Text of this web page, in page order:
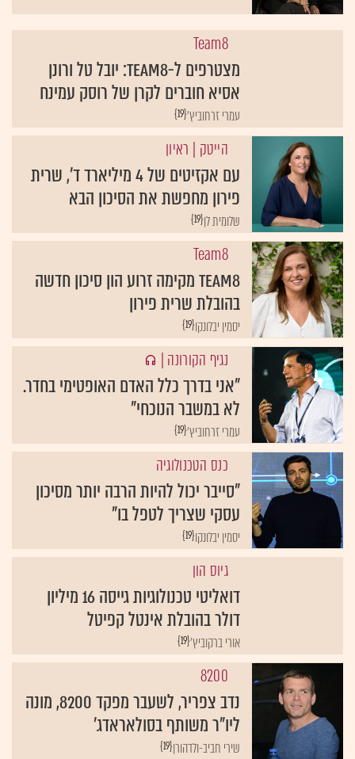
Team8
מצטרפים ל-Team8: יובל טל ורונן
אסיא חוברים לקרן של רוסק עמינח
{19}עמרי זרחוביץ'
הייטק | ראיון
עם אקזיטים של 4 מיליארד ד', שרית
פירון מחפשת את הסיכון הבא
{19}שלומית לן
Team8
Team8 מקימה זרוע הון סיכון חדשה
בהובלת שרית פירון
{19}יסמין יבלונקו
נגיף הקורונה |
"אני בדרך כלל האדם האופטימי בחדר.
לא במשבר הנוכחי"
{19}עמרי זרחוביץ'
כנס הטכנולוגיה
"סייבר יכול להיות הרבה יותר מסיכון
עסקי שצריך לטפל בו"
{19}יסמין יבלונקו
גיוס הון
דואליטי טכנולוגיות גייסה 16 מיליון
דולר בהובלת אינטל קפיטל
{19}אורי ברקוביץ'
8200
נדב צפריר, לשעבר מפקד 8200, מונה
ליו"ר משותף בסולאראדג'
{19}שירי חביב-ולדהורן